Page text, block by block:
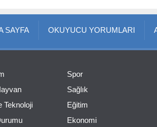
SAYFA OKUYUCU YORUMLARI
Teknoloji
Spor
Sağlık
Eğitim
Ekonomi